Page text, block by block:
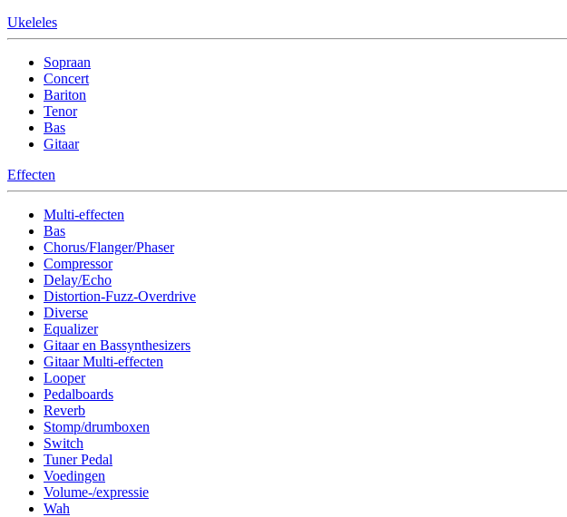
Ukeleles
Sopraan
Concert
Bariton
Tenor
Bas
Gitaar
Effecten
Multi-effecten
Bas
Chorus/Flanger/Phaser
Compressor
Delay/Echo
Distortion-Fuzz-Overdrive
Diverse
Equalizer
Gitaar en Bassynthesizers
Gitaar Multi-effecten
Looper
Pedalboards
Reverb
Stomp/drumboxen
Switch
Tuner Pedal
Voedingen
Volume-/expressie
Wah